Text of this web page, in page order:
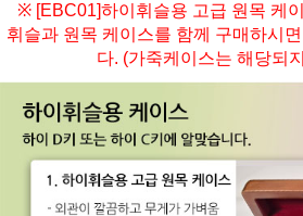
※ [EBC01]하이휘슬용 고급 원목 케
휘슬과 원목 케이스를 함께 구매하시면
다. (가죽케이스는 해당되